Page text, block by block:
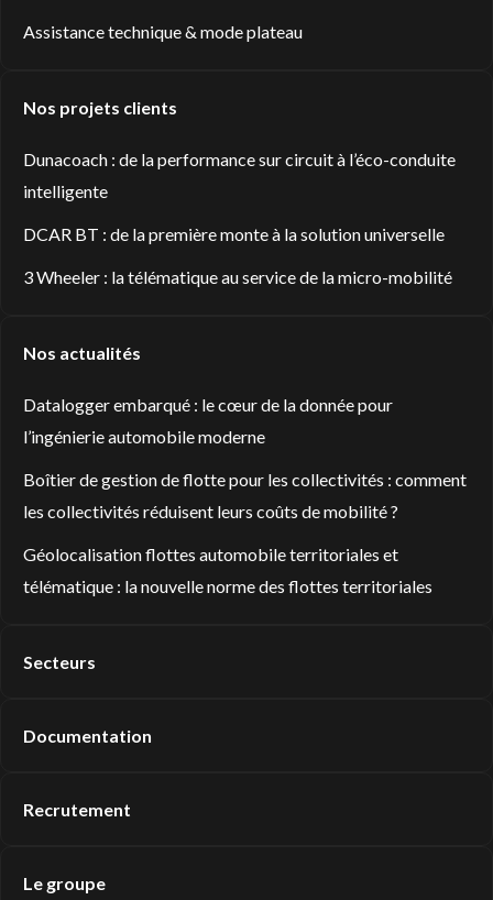
Assistance technique & mode plateau
Nos projets clients
Dunacoach : de la performance sur circuit à l’éco-conduite
intelligente
DCAR BT : de la première monte à la solution universelle
3 Wheeler : la télématique au service de la micro-mobilité
Nos actualités
Datalogger embarqué : le cœur de la donnée pour
l’ingénierie automobile moderne
Boîtier de gestion de flotte pour les collectivités : comment
les collectivités réduisent leurs coûts de mobilité ?
Géolocalisation flottes automobile territoriales et
télématique : la nouvelle norme des flottes territoriales
Secteurs
Documentation
Recrutement
Le groupe